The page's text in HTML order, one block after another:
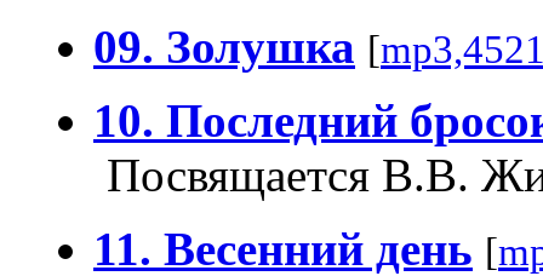
09. Золушка [
10. Последний
Посвящается В.В.
11. Весенний день [